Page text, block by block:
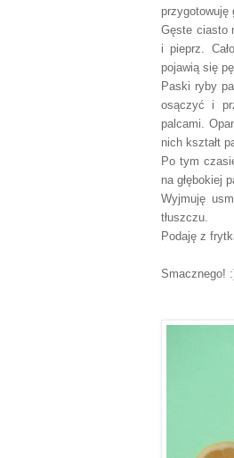
przygotowuję
Gęste ciasto
i pieprz .
pojawią się
Paski ryby
osączyć i
palcami
nich kształt
Po tym
na głębokiej
Wyjmuję
tłuszczu.
Podaję z
Smacznego!